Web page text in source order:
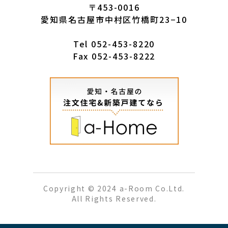
〒453-0016
愛知県名古屋市中村区竹橋町23−10
Tel 052-453-8220
Fax 052-453-8222
Copyright © 2024 a-Room Co.Ltd.
All Rights Reserved.